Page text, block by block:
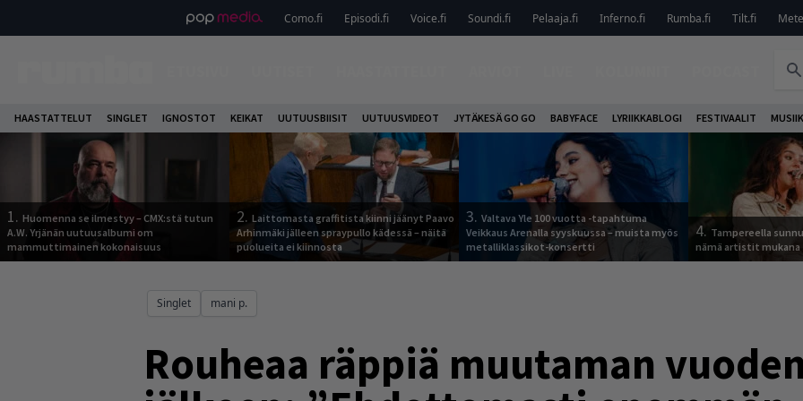
Como.fi Episodi.fi Voice.fi Soundi.fi Pelaaja.fi Inferno.fi Rumba.fi Tilt.fi
HAASTATTELUT SINGLET IGNOSTOT KEIKAT UUTUUSBIISIT UUTUUSVIDEOT JYTÄKESÄ GO GO BABYFACE LYRIIKKABLOGI FESTIVAALIT
1. Huomenna se ilmestyy – CMX:stä tutun
A.W. Yrjänän uutuusalbumi om
mammuttimainen kokonaisuus
2. Laittomasta graffitista kiinni jäänyt Paavo
Arhinmäki jälleen spraypullo kädessä – näitä
puolueita ei kiinnosta
3. Valtava Yle 100 vuotta -tapahtuma
Veikkaus Arenalla syyskuussa – muista myös
metalliklassikot-konsertti
4. Tampereella
nämä artistit mukana
Singlet mani p.
Rouheaa räppiä muutaman